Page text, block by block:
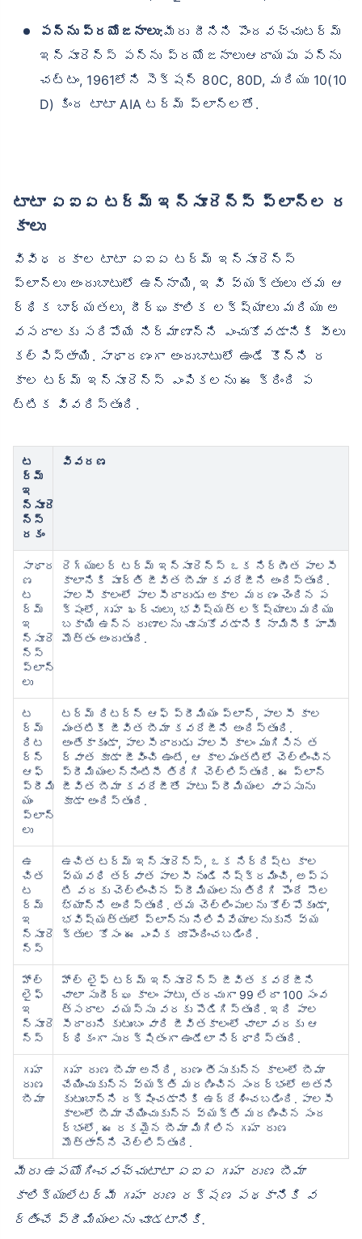
పన్ను ప్రయోజనాలు:మీరు దీనిని పొందవచ్చుటర్మ్
ఇన్సూరెన్స్ పన్ను ప్రయోజనాలుఆదాయపు పన్ను
చట్టం, 1961లోని సెక్షన్ 80C, 80D, మరియు 10(10
D) కింద టాటా AIA టర్మ్ ప్లాన్‌లతో.
టాటా ఏఐఏ టర్మ్ ఇన్సూరెన్స్ ప్లాన్‌ల ర
కాలు
వివిధ రకాల టాటా ఏఐఏ టర్మ్ ఇన్సూరెన్స్
ప్లాన్‌లు అందుబాటులో ఉన్నాయి, ఇవి వ్యక్తులు తమ ఆ
ర్థిక బాధ్యతలు, దీర్ఘకాలిక లక్ష్యాలు మరియు అ
వసరాలకు సరిపోయే నిర్మాణాన్ని ఎంచుకోవడానికి వీలు
కల్పిస్తాయి. సాధారణంగా అందుబాటులో ఉండే కొన్ని ర
కాల టర్మ్ ఇన్సూరెన్స్ ఎంపికలను ఈ క్రింది ప
ట్టిక వివరిస్తుంది.
ట
ర్మ్
ఇ
న్సూరె
న్స్
రకం
వివరణ
సాధార
ణ
ట
ర్మ్
ఇ
న్సూరె
న్స్
ప్లాన్‌
లు
రెగ్యులర్ టర్మ్ ఇన్సూరెన్స్ ఒక నిర్ణీత పాలసీ
కాలానికి పూర్తి జీవిత బీమా కవరేజీని అందిస్తుంది.
పాలసీ కాలంలో పాలసీదారుడు అకాల మరణం చెందిన ప
క్షంలో, గృహ ఖర్చులు, భవిష్యత్ లక్ష్యాలు మరియు
బకాయి ఉన్న రుణాలను చూసుకోవడానికి నామినీకి హామీ
మొత్తం అందుతుంది.
ట
ర్మ్
రిట
ర్న్
ఆఫ్
ప్రీమి
యం
ప్లాన్‌
లు
టర్మ్ రిటర్న్ ఆఫ్ ప్రీమియం ప్లాన్, పాలసీ కాల
మంతటికీ జీవిత బీమా కవరేజీని అందిస్తుంది.
అంతేకాకుండా, పాలసీదారుడు పాలసీ కాలం ముగిసిన త
ర్వాత కూడా జీవించి ఉంటే, ఆ కాలమంతటిలో చెల్లించిన
ప్రీమియంలన్నింటినీ తిరిగి చెల్లిస్తుంది. ఈ ప్లాన్
జీవిత బీమా కవరేజీతో పాటు ప్రీమియంల వాపసును
కూడా అందిస్తుంది.
ఉ
చిత
ట
ర్మ్
ఇ
న్సూరె
న్స్
ఉచిత టర్మ్ ఇన్సూరెన్స్, ఒక నిర్దిష్ట కాల
వ్యవధి తర్వాత పాలసీ నుండి నిష్క్రమించి, అప్ప
టి వరకు చెల్లించిన ప్రీమియంలను తిరిగి పొందే సౌల
భ్యాన్ని అందిస్తుంది. తమ చెల్లింపులను కోల్పోకుండా,
భవిష్యత్తులో ప్లాన్‌ను నిలిపివేయాలనుకునే వ్య
క్తుల కోసం ఈ ఎంపిక రూపొందించబడింది.
హోల్
లైఫ్
ఇ
న్సూరె
న్స్
హోల్ లైఫ్ టర్మ్ ఇన్సూరెన్స్ జీవిత కవరేజీని
చాలా సుదీర్ఘ కాలం పాటు, తరచుగా 99 లేదా 100 సంవ
త్సరాల వయస్సు వరకు పొడిగిస్తుంది. ఇది పాల
సీదారుని కుటుంబం వారి జీవితకాలంలో చాలా వరకు ఆ
ర్థికంగా సురక్షితంగా ఉండేలా నిర్ధారిస్తుంది.
గృహ
రుణ
బీమా
గృహ రుణ బీమా అనేది, రుణం తీసుకున్న కాలంలో బీమా
చేయించుకున్న వ్యక్తి మరణించిన సందర్భంలో అతని
కుటుంబాన్ని రక్షించడానికి ఉద్దేశించబడింది. పాలసీ
కాలంలో బీమా చేయించుకున్న వ్యక్తి మరణించిన సంద
ర్భంలో, ఈ రకమైన బీమా మిగిలిన గృహ రుణ
మొత్తాన్ని చెల్లిస్తుంది.
మీరు ఉపయోగించవచ్చుటాటా ఏఐఏ గృహ రుణ బీమా
కాలిక్యులేటర్మీ గృహ రుణ రక్షణ పథకానికి వ
ర్తించే ప్రీమియంలను చూడటానికి.